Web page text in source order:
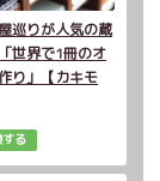
巡りが人気の蔵
世界で1冊のオ
り」【カキモ
る